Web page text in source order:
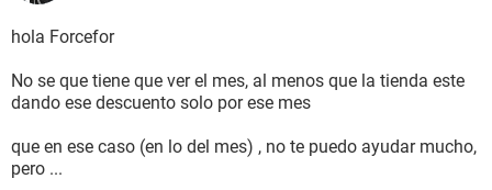
hola Forcefor
No se que tiene que ver el mes, al menos que la tienda este
dando ese descuento solo por ese mes
que en ese caso (en lo del mes) , no te puedo ayudar mucho,
pero ...